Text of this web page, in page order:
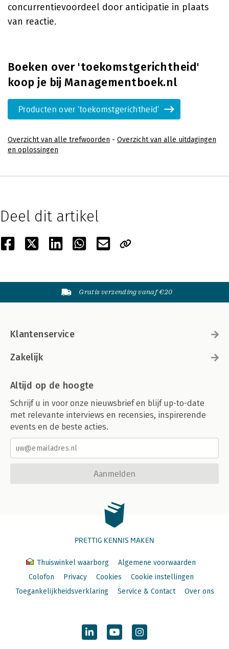
concurrentievoordeel door anticipatie in plaats
van reactie.
Boeken over 'toekomstgerichtheid'
koop je bij Managementboek.nl
Producten over 'toekomstgerichtheid'
Overzicht van alle trefwoorden - Overzicht van alle uitdagingen
en oplossingen
Deel dit artikel
Gratis verzending vanaf €20
Klantenservice
Zakelijk
Altijd op de hoogte
Schrijf u in voor onze nieuwsbrief en blijf up-to-date
met relevante interviews en recensies, inspirerende
events en de beste acties.
Aanmelden
PRETTIG KENNIS MAKEN
Thuiswinkel waarborg
Algemene voorwaarden
Colofon
Privacy Cookies
Cookie instellingen
Toegankelijkheidsverklaring
Service & Contact Over ons